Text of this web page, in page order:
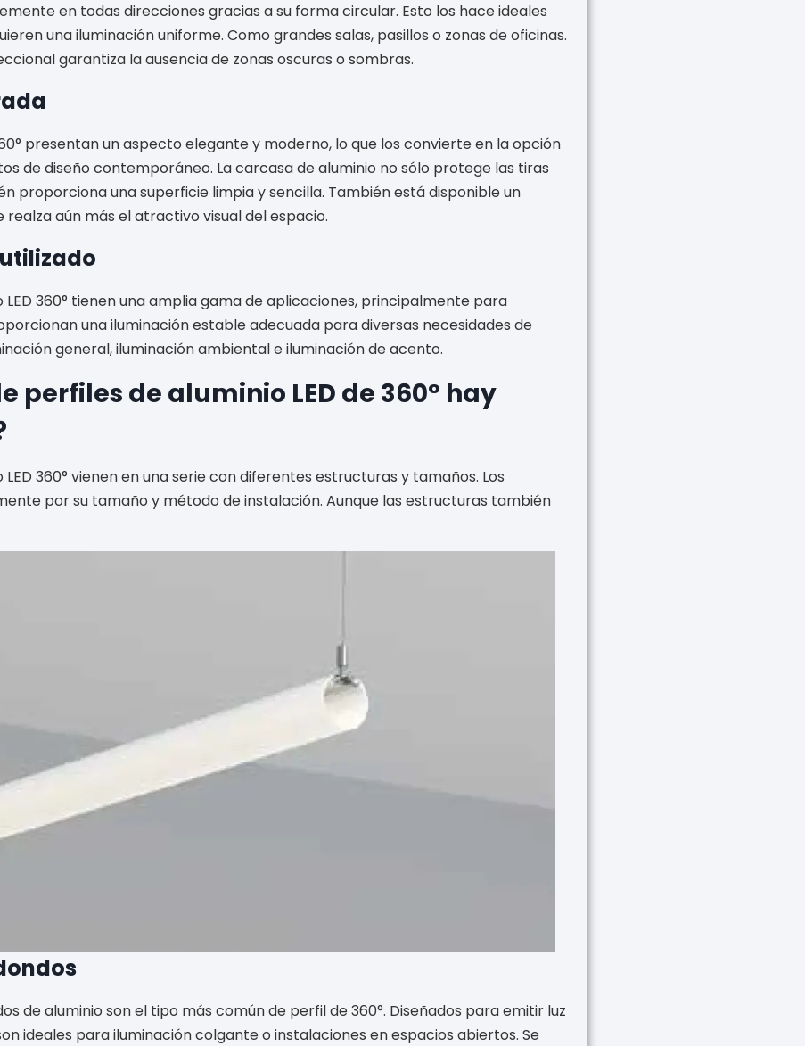
en todas direcciones gracias a su forma circular. Esto los hace ideales
una iluminación uniforme. Como grandes salas, pasillos o zonas de oficinas.
garantiza la ausencia de zonas oscuras o sombras.
presentan un aspecto elegante y moderno, lo que los convierte en la opción
de diseño contemporáneo. La carcasa de aluminio no sólo protege las tiras
proporciona una superficie limpia y sencilla. También está disponible un
realza aún más el atractivo visual del espacio.
LED 360° tienen una amplia gama de aplicaciones, principalmente para
una iluminación estable adecuada para diversas necesidades de
general, iluminación ambiental e iluminación de acento.
perfiles de aluminio LED de 360° hay
LED 360° vienen en una serie con diferentes estructuras y tamaños. Los
por su tamaño y método de instalación. Aunque las estructuras también
de aluminio son el tipo más común de perfil de 360°. Diseñados para emitir luz
ideales para iluminación colgante o instalaciones en espacios abiertos. Se